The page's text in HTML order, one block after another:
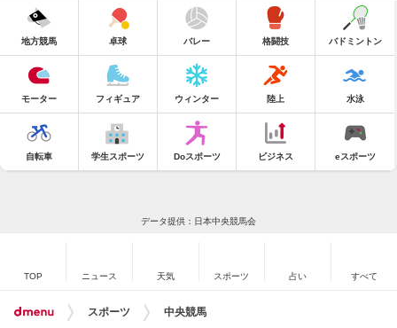
地方競馬 卓球 バレー 格闘技 バドミントン
モーター フィギュア ウィンター 陸上 水泳
自転車 学生スポーツ Doスポーツ ビジネス eスポーツ
データ提供：日本中央競馬会
TOP ニュース 天気 スポーツ 占い すべて
スポーツ 中央競馬